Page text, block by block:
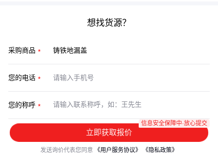
想找货源？
采购商品
您的电话
您的称呼
立即获取报价
信息安全保障中·放心提交
发送询价代表您同意 《用户服务协议》 《隐私政策》